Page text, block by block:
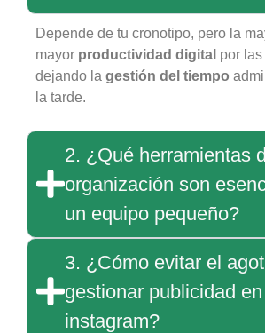
Depende de tu cronotipo, pero la
mayor productividad digital por
dejando la gestión del tiempo
la tarde.
2. ¿Qué herramientas
organización son
un equipo pequeño?
3. ¿Cómo evitar el
gestionar publicidad en
instagram?